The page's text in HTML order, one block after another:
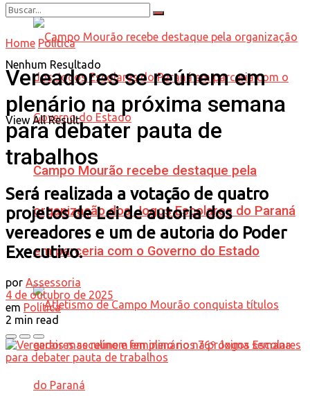
Campo Mourão recebe destaque pela
organização dos Jogos Escolares do Paraná
em parceria com o Governo do Estado
Nenhum Resultado
View All Result
Home Política
Vereadores se reúnem em
plenário na próxima semana
para debater pauta de
trabalhos
Será realizada a votação de quatro
projetos de Lei de autoria dos
vereadores e um de autoria do Poder
Executivo.
por Assessoria
4 de outubro de 2025
em Política
2 min read